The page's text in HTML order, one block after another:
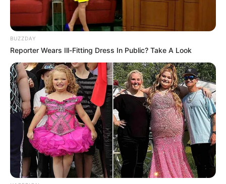
BUZZDAY
Reporter Wears Ill-Fitting Dress In Public? Take A Look